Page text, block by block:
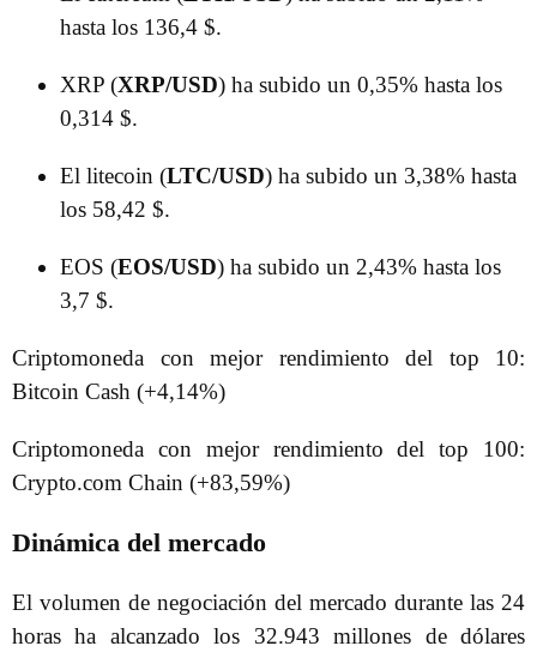
hasta los 136,4 $.
XRP (XRP/USD) ha subido un 0,35% hasta los
0,314 $.
El litecoin (LTC/USD) ha subido un 3,38% hasta
los 58,42 $.
EOS (EOS/USD) ha subido un 2,43% hasta los
3,7 $.
Criptomoneda con mejor rendimiento del top 10:
Bitcoin Cash (+4,14%)
Criptomoneda con mejor rendimiento del top 100:
Crypto.com Chain (+83,59%)
Dinámica del mercado
El volumen de negociación del mercado durante las 24
horas ha alcanzado los 32.943 millones de dólares